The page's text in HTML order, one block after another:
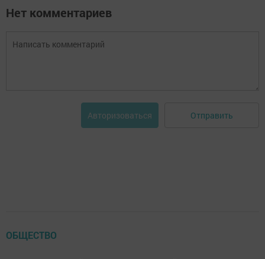
Нет комментариев
Авторизоваться Отправить
ОБЩЕСТВО